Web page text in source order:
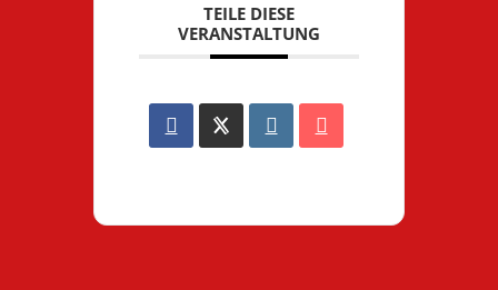
TEILE DIESE
VERANSTALTUNG